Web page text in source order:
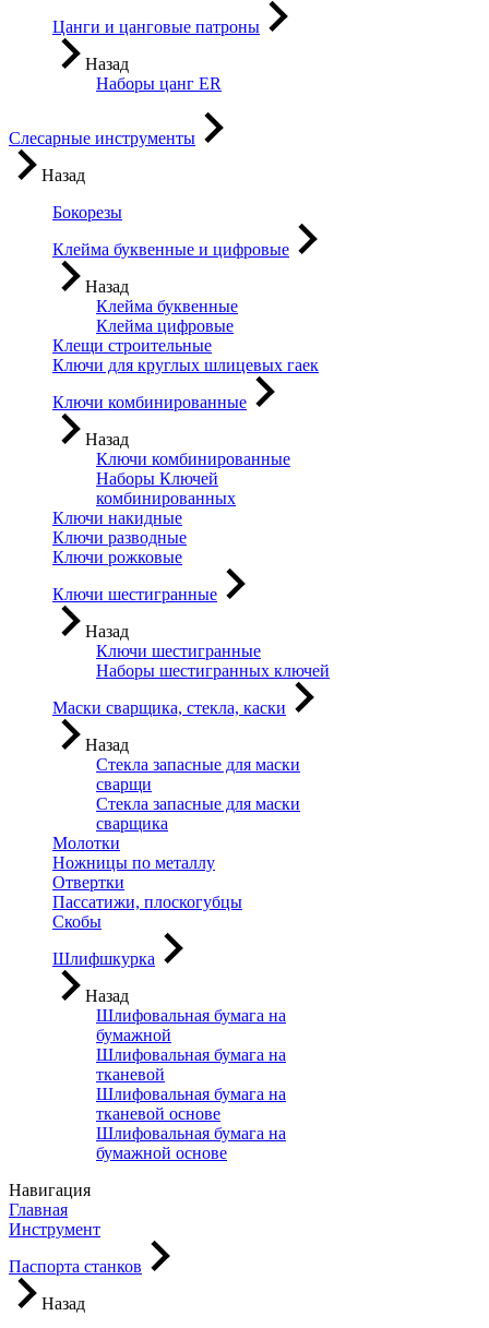
Цанги и цанговые патроны
Назад
Наборы цанг ER
Слесарные инструменты
Назад
Бокорезы
Клейма буквенные и цифровые
Назад
Клейма буквенные
Клейма цифровые
Клещи строительные
Ключи для круглых шлицевых гаек
Ключи комбинированные
Назад
Ключи комбинированные
Наборы Ключей
комбинированных
Ключи накидные
Ключи разводные
Ключи рожковые
Ключи шестигранные
Назад
Ключи шестигранные
Наборы шестигранных ключей
Маски сварщика, стекла, каски
Назад
Стекла запасные для маски
сварщи
Стекла запасные для маски
сварщика
Молотки
Ножницы по металлу
Отвертки
Пассатижи, плоскогубцы
Скобы
Шлифшкурка
Назад
Шлифовальная бумага на
бумажной
Шлифовальная бумага на
тканевой
Шлифовальная бумага на
тканевой основе
Шлифовальная бумага на
бумажной основе
Навигация
Главная
Инструмент
Паспорта станков
Назад